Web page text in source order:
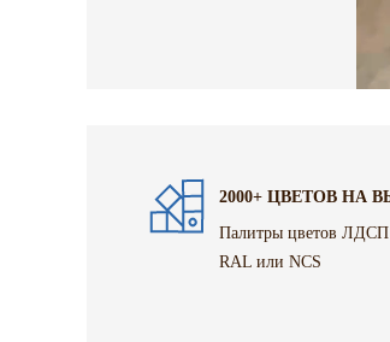
2000+ ЦВЕТОВ НА
Палитры цветов ЛДСП
RAL или NCS